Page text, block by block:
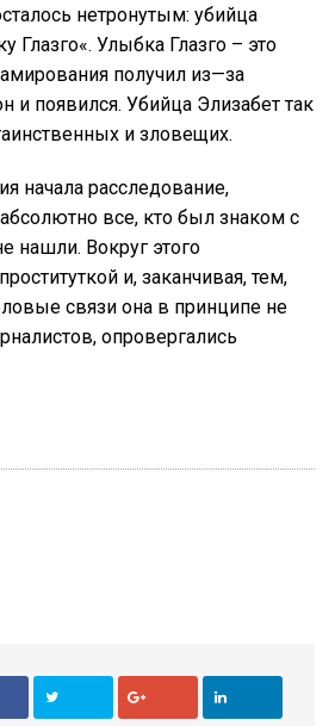
нетронутым: убийца
Глазго«. Улыбка Глазго – это
получил из—за
и появился. Убийца Элизабеттак
и зловещих.
начала расследование,
абсолютно все, кто был знаком с
нашли. Вокруг этого
проституткой и, заканчивая,тем,
связи она в принципе не
опровергались